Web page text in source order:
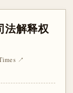
法解释权
↗